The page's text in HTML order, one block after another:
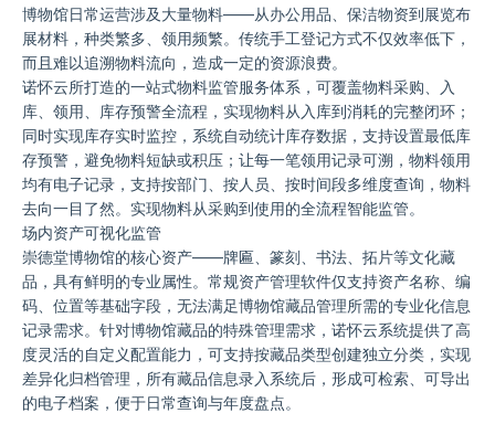
博物馆日常运营涉及大量物料——从办公用品、保洁物资到展览布
展材料，种类繁多、领用频繁。传统手工登记方式不仅效率低下，
而且难以追溯物料流向，造成一定的资源浪费。
诺怀云所打造的一站式物料监管服务体系，可覆盖物料采购、入
库、领用、库存预警全流程，实现物料从入库到消耗的完整闭环；
同时实现库存实时监控，系统自动统计库存数据，支持设置最低库
存预警，避免物料短缺或积压；让每一笔领用记录可溯，物料领用
均有电子记录，支持按部门、按人员、按时间段多维度查询，物料
去向一目了然。实现物料从采购到使用的全流程智能监管。
场内资产可视化监管
崇德堂博物馆的核心资产——牌匾、篆刻、书法、拓片等文化藏
品，具有鲜明的专业属性。常规资产管理软件仅支持资产名称、编
码、位置等基础字段，无法满足博物馆藏品管理所需的专业化信息
记录需求。针对博物馆藏品的特殊管理需求，诺怀云系统提供了高
度灵活的自定义配置能力，可支持按藏品类型创建独立分类，实现
差异化归档管理，所有藏品信息录入系统后，形成可检索、可导出
的电子档案，便于日常查询与年度盘点。